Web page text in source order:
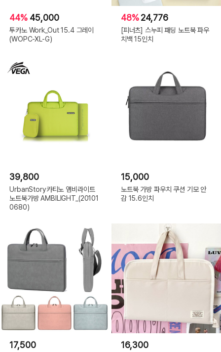
44% 45,000
투카노 Work_Out 15.4 그레이
(WOPC-XL-G)
48%24,776
[피너츠] 스누피 패딩 노트북 파우
치백 15인치
39,800
UrbanStory카티노 앰비라이트
노트북가방 AMBILIGHT_(20101
0680)
15,000
노트북 가방 파우치 쿠션 기모 안
감 15.6인치
17,500 16,300